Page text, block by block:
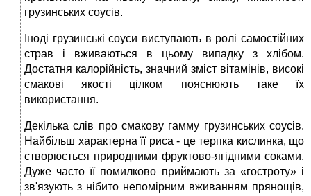
грузинських соусів.
Іноді грузинські соуси виступають в ролі самостійних
страв і вживаються в цьому випадку з хлібом.
Достатня калорійність, значний зміст вітамінів, високі
смакові якості цілком пояснюють таке їх
використання.
Декілька слів про смакову гамму грузинських соусів.
Найбільш характерна її риса - це терпка кислинка, що
створюється природними фруктово-ягідними соками.
Дуже часто її помилково приймають за «гостроту» і
зв'язують з нібито непомірним вживанням прянощів,